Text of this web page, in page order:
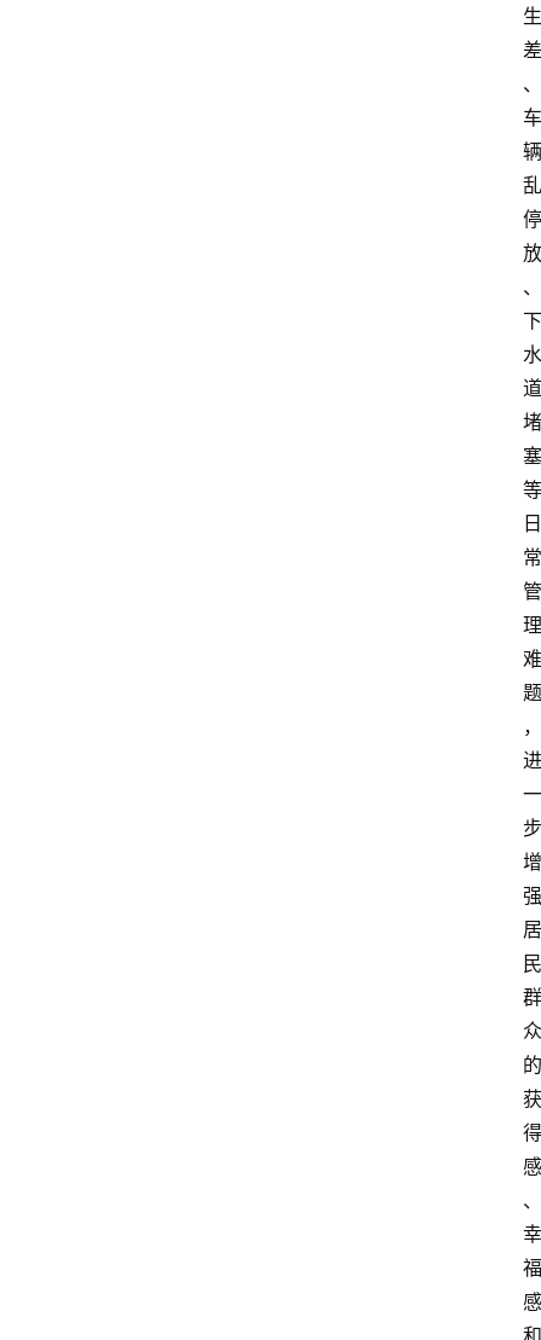
生
差
、
车
辆
乱
停
放
、
下
水
道
堵
塞
等
日
常
管
理
难
题
，
进
一
步
增
强
居
民
群
众
的
获
得
感
、
幸
福
感
和